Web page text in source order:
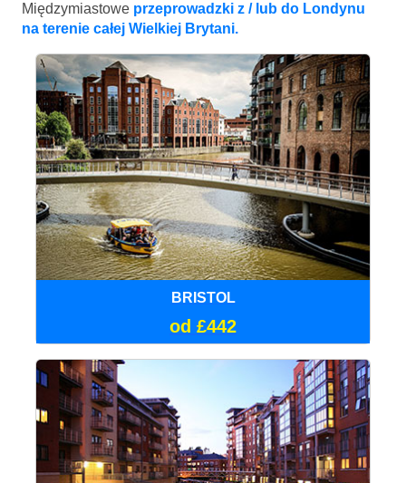
Międzymiastowe przeprowadzki z / lub do Londynu
na terenie całej Wielkiej Brytani.
BRISTOL
od £442